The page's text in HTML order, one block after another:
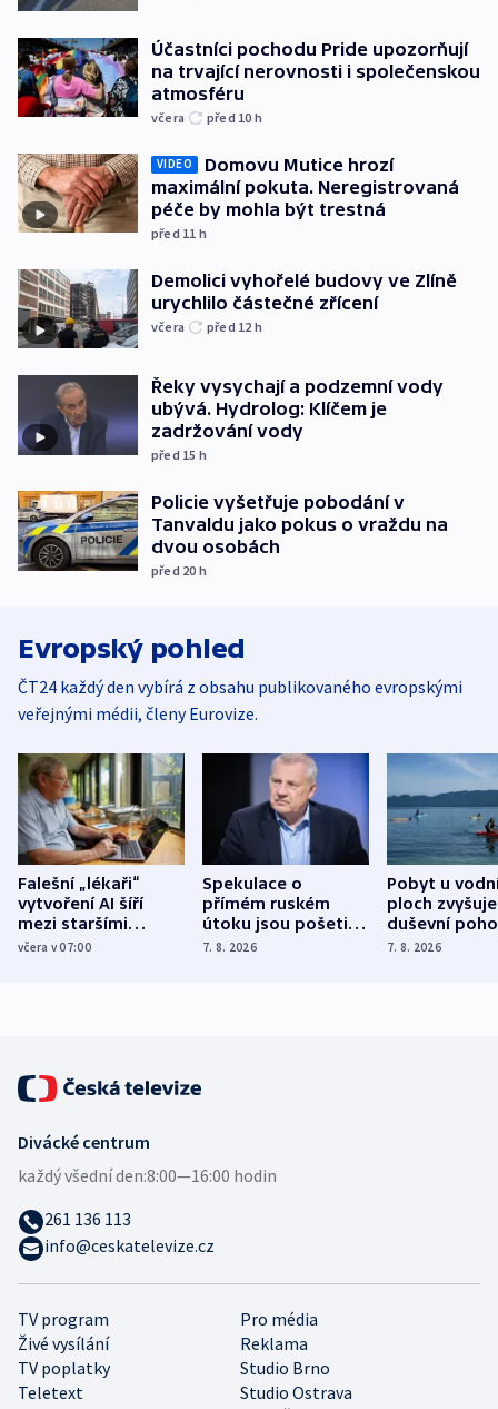
Účastníci pochodu Pride upozorňují
na trvající nerovnosti i společenskou
atmosféru
včera před 10 h
VIDEO
Domovu Mutice hrozí
maximální pokuta. Neregistrovaná
péče by mohla být trestná
před 11 h
Demolici vyhořelé budovy ve Zlíně
urychlilo částečné zřícení
včera před 12 h
Řeky vysychají a podzemní vody
ubývá. Hydrolog: Klíčem je
zadržování vody
před 15 h
Policie vyšetřuje pobodání v
Tanvaldu jako pokus o vraždu na
dvou osobách
před 20 h
Evropský pohled
ČT24 každý den vybírá z obsahu publikovaného evropskými
veřejnými médii, členy Eurovize.
Falešní „lékaři“
vytvoření AI šíří
mezi staršími
Poláky nebezpečné
včera v 07:00
Spekulace o
přímém ruském
útoku jsou pošetilé,
míní estonský
7. 8. 2026
Pobyt u
ploch zvyšuje
duševní
ukázala
7. 8. 2026
TV program
Pro média
Živé vysílání
Reklama
TV poplatky
Studio Brno
Teletext
Studio Ostrava
Divácké centrum
každý všední den:8:00—16:00 hodin
261 136 113
info@ceskatelevize.cz